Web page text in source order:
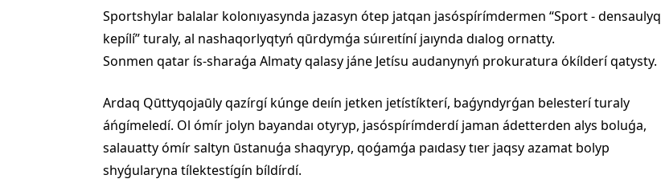
Sportshylar balalar kolonıyasynda jazasyn ótep jatqan jasóspírímdermen “Sport - densaulyq
kepílí” turaly, al nashaqorlyqtyń qūrdymǵa súıreıtíní jaıynda dıalog ornatty.
Sonmen qatar ís-sharaǵa Almaty qalasy jáne Jetísu audanynyń prokuratura ókílderí qatysty.
Ardaq Qūttyqojaūly qazírgí kúnge deıín jetken jetístíkterí, baǵyndyrǵan belesterí turaly
áńgímeledí. Ol ómír jolyn bayandaı otyryp, jasóspírímderdí jaman ádetterden alys boluǵa,
salauatty ómír saltyn ūstanuǵa shaqyryp, qoǵamǵa paıdasy tıer jaqsy azamat bolyp
shyǵularyna tílektestígín bíldírdí.